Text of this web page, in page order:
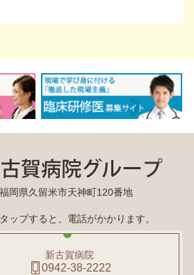
岡県久留米市天神町120番地
ップすると、電話がかかります。
新古賀病院
0942-38-2222